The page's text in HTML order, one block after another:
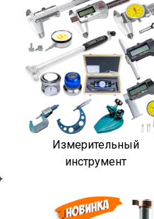
Измерительный
инструмент